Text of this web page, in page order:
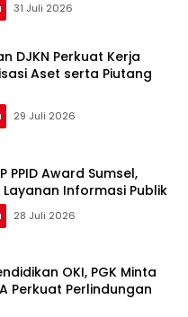
31 Juli 2026
DJKN Perkuat Kerja
Aset serta Piutang
29 Juli 2026
PPID Award Sumsel,
Informasi Publik
28 Juli 2026
OKI, PGK Minta
Perkuat Perlindungan